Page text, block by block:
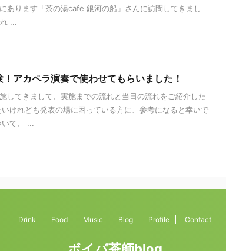
あります「茶の湯cafe 銀河の船」さんに訪問してきまし
...
アカペラ演奏で使わせてもらいました！
してきまして、実施までの流れと当日の流れをご紹介した
けれども発表の場に困っている方に、参考になると幸いで
て、 ...
Drink Food Music Blog Profile Contact